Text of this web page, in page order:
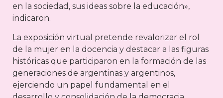
en la sociedad, sus ideas sobre la educación»,
indicaron.
La exposición virtual pretende revalorizar el rol
de la mujer en la docencia y destacar a las figuras
históricas que participaron en la formación de las
generaciones de argentinas y argentinos,
ejerciendo un papel fundamental en el